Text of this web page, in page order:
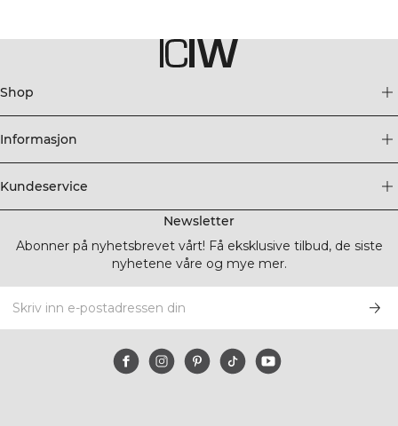
Shop
Informasjon
Kundeservice
Newsletter
Abonner på nyhetsbrevet vårt! Få eksklusive tilbud, de siste
nyhetene våre og mye mer.